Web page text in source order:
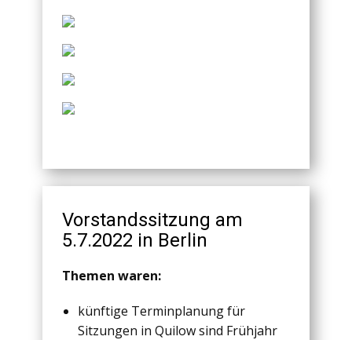
Vorstandssitzung am
5.7.2022 in Berlin
Themen waren:
künftige Terminplanung für
Sitzungen in Quilow sind Frühjahr